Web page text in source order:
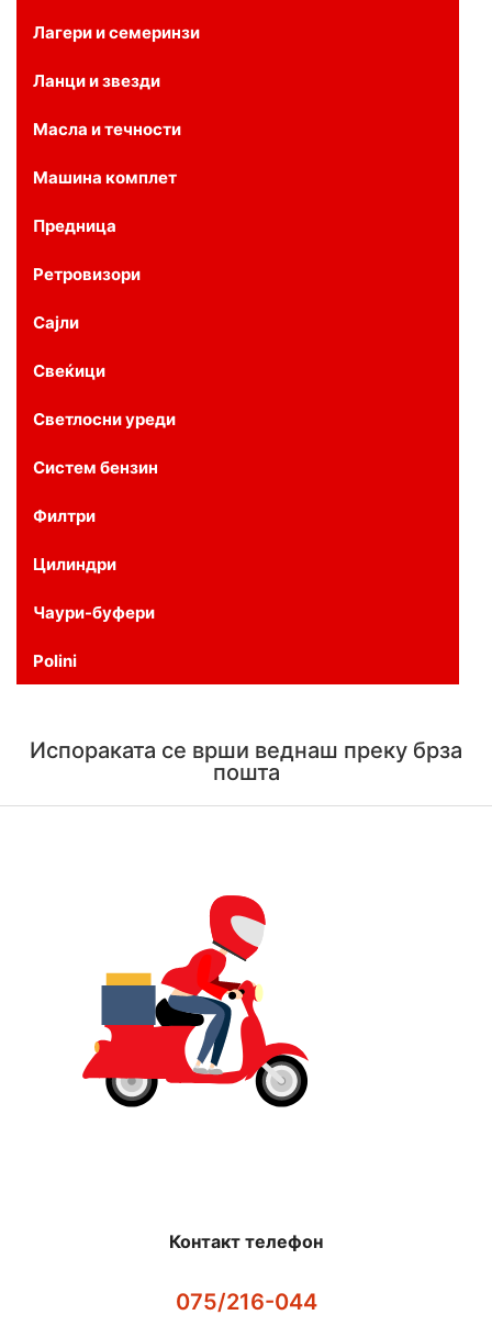
Лагери и семеринзи
Ланци и звезди
Масла и течности
Машина комплет
Предница
Ретровизори
Сајли
Свеќици
Светлосни уреди
Систем бензин
Филтри
Цилиндри
Чаури-буфери
Polini
Испораката се врши веднаш преку брза
пошта
Контакт телефон
075/216-044